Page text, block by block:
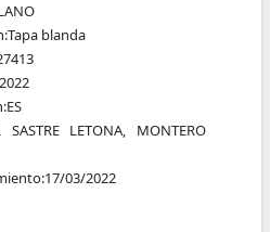
Tapa blanda
2022
ES
SASTRE LETONA, MONTERO
17/03/2022